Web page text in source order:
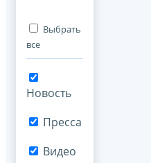
Выбрать
все
Новость
Пресса
Видео